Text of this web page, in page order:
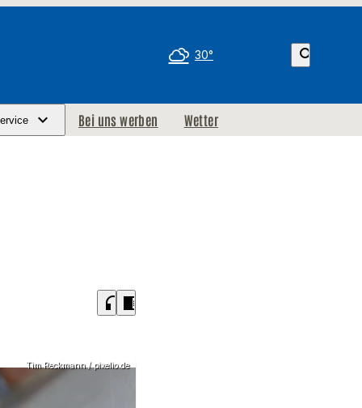
30° search
Bei uns werben Wetter
headphones chrome_reader_mode
Tim Reckmann / pixelio.de